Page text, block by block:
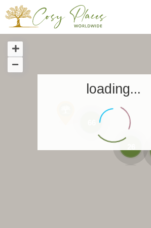
Inicio
Reservar una estancia
Nuestra colección mundial
World’s Best Hotels
loading...